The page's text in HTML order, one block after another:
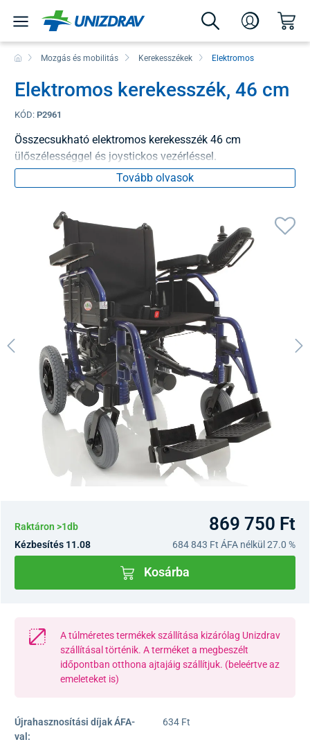
Mozgás és mobilitás Kerekesszékek Elektromos
Elektromos kerekesszék, 46 cm
KÓD: P2961
Összecsukható elektromos kerekesszék 46 cm
ülőszélességgel és joystickos vezérléssel.
Tovább olvasok
Raktáron >1db 869 750 Ft
Kézbesítés 11.08 684 843 Ft ÁFA nélkül 27.0 %
Kosárba
A túlméretes termékek szállítása kizárólag Unizdrav
szállításal történik. A terméket a megbeszélt
időpontban otthona ajtajáig szállítjuk. (beleértve az
emeleteket is)
Újrahasznosítási díjak ÁFA-
val:
634 Ft